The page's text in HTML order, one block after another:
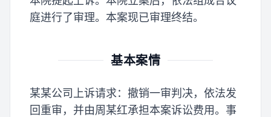
庭进行了审理。本案现已审理终结。
基本案情
某某公司上诉请求：撤销一审判决，依法发
回重审，并由周某红承担本案诉讼费用。事